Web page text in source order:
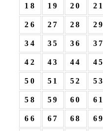
18 19 20 21
26 27 28 29
34 35 36 37
42 43 44 45
50 51 52 53
58 59 60 61
66 67 68 69